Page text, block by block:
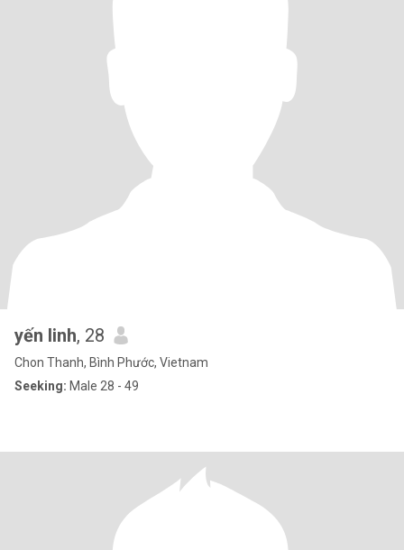
yến linh, 28
Chon Thanh, Bình Phước, Vietnam
Seeking: Male 28 - 49